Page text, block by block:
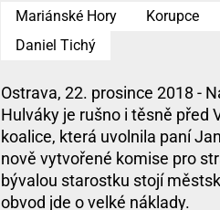
Mariánské Hory Korupce
Daniel Tichý
Ostrava, 22. prosince 2018 -
Hulváky je rušno i těsně před
koalice, která uvolnila paní
nově vytvořené komise pro
bývalou starostku stojí
obvod jde o velké náklady.